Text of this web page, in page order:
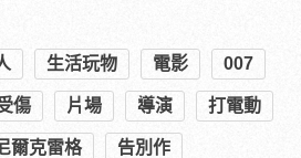
生活玩物 電影 007
傷 片場 導演 打電動
爾克雷格 告別作